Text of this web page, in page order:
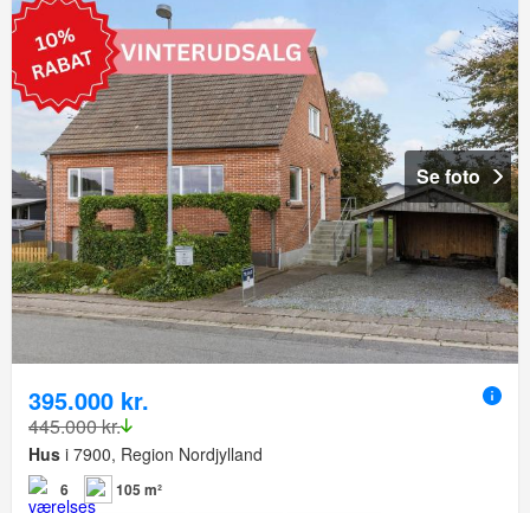
Se foto
395.000 kr.
445.000 kr.
Hus i 7900, Region Nordjylland
6 105 m²